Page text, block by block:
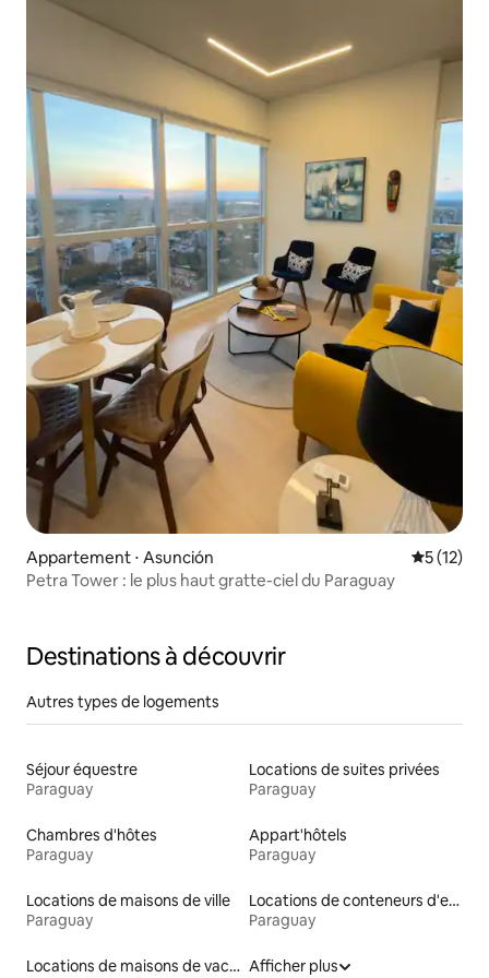
Appartement ⋅ Asunción
5 (12)
Petra Tower : le plus haut gratte-ciel du Paraguay
Destinations à découvrir
Autres types de logements
Séjour équestre
Paraguay
Locations de suites privées
Paraguay
Chambres d'hôtes
Paraguay
Appart'hôtels
Paraguay
Locations de maisons de ville
Paraguay
Locations de conteneurs d'expédition
Paraguay
Locations de maisons de vacances Afficher plus